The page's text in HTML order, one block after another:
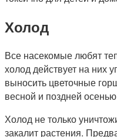
Холод
Все насекомые любят
холод действует на них
выносить цветочные
весной и поздней
Холод не только
закалит растения.